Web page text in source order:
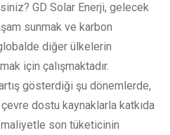
GD Solar Enerji, gelecek
sunmak ve karbon
diğer ülkelerin
için çalışmaktadır.
gösterdiği şu dönemlerde,
dostu kaynaklarla katkıda
son tüketicinin